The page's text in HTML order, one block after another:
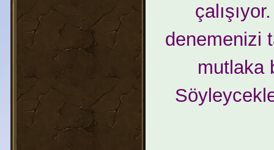
denemenizi
mutlaka